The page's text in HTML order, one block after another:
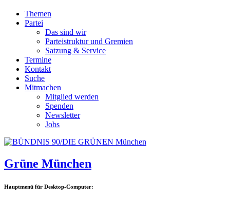
Themen
Partei
Das sind wir
Parteistruktur und Gremien
Satzung & Service
Termine
Kontakt
Suche
Mitmachen
Mitglied werden
Spenden
Newsletter
Jobs
Grüne München
Hauptmenü für Desktop-Computer: